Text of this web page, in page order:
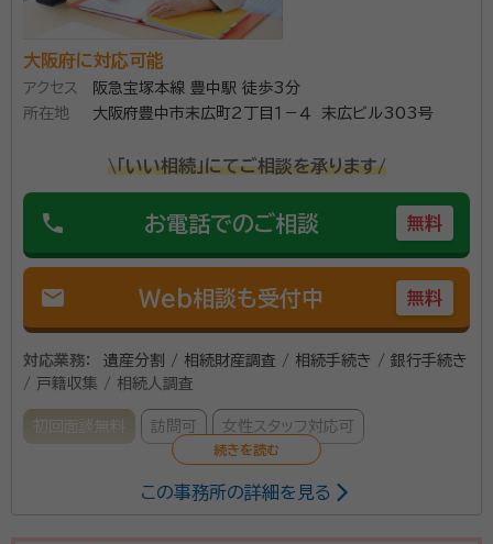
堵したお顔が忘れられず、住民の方に寄り添った仕事を
したいと定年後、行政書士を開業しました。終活カウン
セラーの研修を受け、また大学（通信制）に行き相続法・
親族法等の勉強をしました。
行政書士、終活カウンセラー、防災士、三重県防災コーディ
ネーター、三重県外国人サポーター、認知症コーディネータ
所属団体： 大阪府行政書士会
大阪府に対応可能
アクセス
阪急宝塚本線 豊中駅 徒歩3分
所在地
大阪府豊中市末広町2丁目１－４ 末広ビル303号
\「いい相続」にてご相談を承ります/
phone お電話でのご相談 無料
mail Web相談も受付中 無料
対応業務：
遺産分割 / 相続財産調査 / 相続手続き / 銀行手続き
/ 戸籍収集 / 相続人調査
初回面談無料 訪問可 女性スタッフ対応可
相続税・不動産に詳しい女性税理士が対応し、税務調査
この事務所の詳細を見る